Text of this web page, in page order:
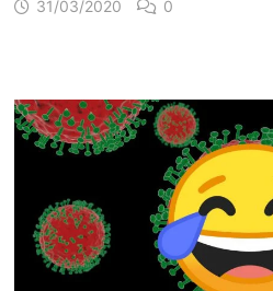
31/03/2020 0